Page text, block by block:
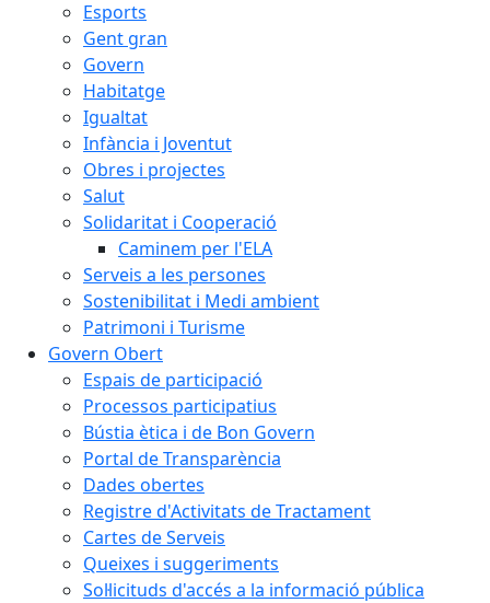
Esports
Gent gran
Govern
Habitatge
Igualtat
Infància i Joventut
Obres i projectes
Salut
Solidaritat i Cooperació
Caminem per l'ELA
Serveis a les persones
Sostenibilitat i Medi ambient
Patrimoni i Turisme
Govern Obert
Espais de participació
Processos participatius
Bústia ètica i de Bon Govern
Portal de Transparència
Dades obertes
Registre d'Activitats de Tractament
Cartes de Serveis
Queixes i suggeriments
Sol·licituds d'accés a la informació pública